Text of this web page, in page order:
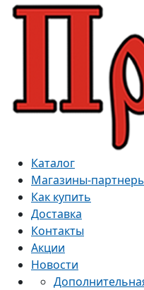
Каталог
Магазины-
Как купить
Доставка
Контакты
Акции
Новости